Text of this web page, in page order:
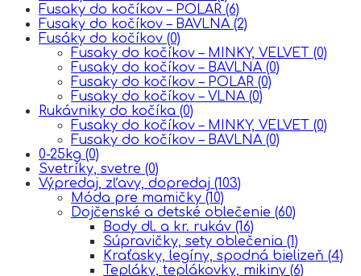
Fusaky do kočíkov – POLAR (6)
Fusaky do kočíkov – BAVLNA (2)
Fusáky do kočíkov (0)
Fusaky do kočíkov – MINKY, VELVET (0)
Fusaky do kočíkov – BAVLNA (0)
Fusaky do kočíkov – POLAR (0)
Fusaky do kočíkov – VLNA (0)
Rukávniky do kočíka (0)
Fusaky do kočíkov – MINKY, VELVET (0)
Fusaky do kočíkov – BAVLNA (0)
0-25kg (0)
Svetríky, svetre (0)
Výpredaj, zľavy, dopredaj (103)
Móda pre mamičky (10)
Dojčenské a detské oblečenie (60)
Body dl. a kr. rukáv (16)
Súpravičky, sety oblečenia (1)
Kraťasky, legíny, spodná bielizeň (4)
Tepláky, teplákovky, mikiny (6)